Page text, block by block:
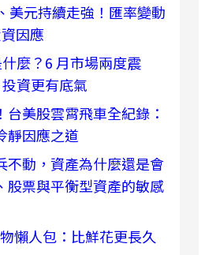
美元持續走強！匯率變動
因應
麼？6 月市場兩度震
資更有底氣
美股雲霄飛車全紀錄：
靜因應之道
不動，資產為什麼還是會
股票與平衡型資產的敏感
懶人包：比鮮花更長久